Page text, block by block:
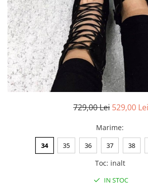
Posete
Rucsac
Plic
Saculet
Borsete
Mov
Visiniu
Maro
Albastru
729,00 Lei 529,00 Lei
Marime:
34 35 36 37 38
Toc: inalt
IN STOC